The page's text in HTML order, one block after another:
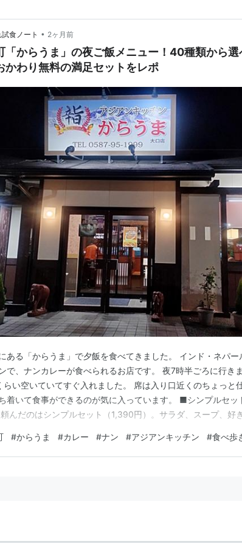
食ノート • 2ヶ月前
「からうま」の夜ご飯メニュー！40種類から選
かわり無料の満足セットをレポ
ある「からうま」で夕飯を食べてきました。 インド・ネパー
で、ナンカレーが食べられるお店です。 夜7時半ごろに行き
らい空いていてすぐ入れました。 席は入り口近くのちょっと
着いて食事ができるのが気に入っています。 ■シンプルセッ
んだのはシンプルセット（1,390円）。サラダ、スープ、好
す。 Aが750円、Bが850円、Cが1000円のカレー。全部合わ
ます。 しかもどれを選んで…
#からうま #カレー #ナン #アジアンキッチン #食べ歩